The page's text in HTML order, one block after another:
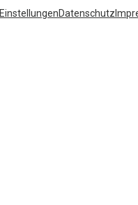
EinstellungenDatenschutz